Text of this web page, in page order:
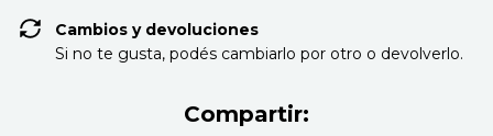
Cambios y devoluciones
Si no te gusta, podés cambiarlo por otro o devolverlo.
Compartir: